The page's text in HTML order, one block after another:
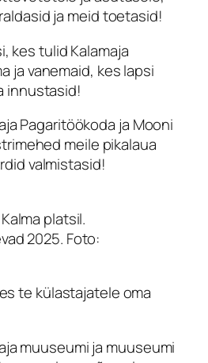
ja meid toetasid!
kes tulid Kalamaja
ja vanemaid, kes lapsi
innustasid!
Pagaritöökoda ja Mooni
meile pikalaua
valmistasid!
platsil.
2025. Foto:
te külastajatele oma
muuseumi ja muuseumi